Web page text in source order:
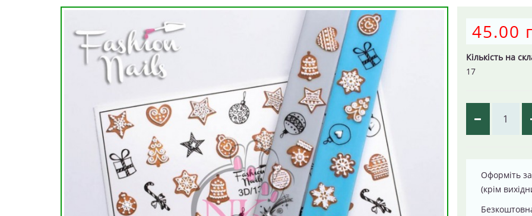
45.00
Кількість на
17
Оформіть
(крім